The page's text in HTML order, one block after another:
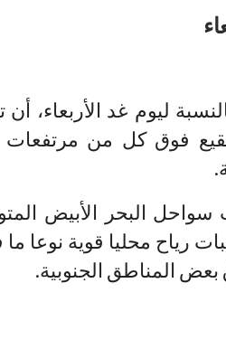
ليوم غد الأربعاء، أن
فوق كل من
البحر الأبيض
رياح محليا قوية نوعا
بعض المناطق الجنوبية.